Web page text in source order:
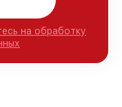
на обработку